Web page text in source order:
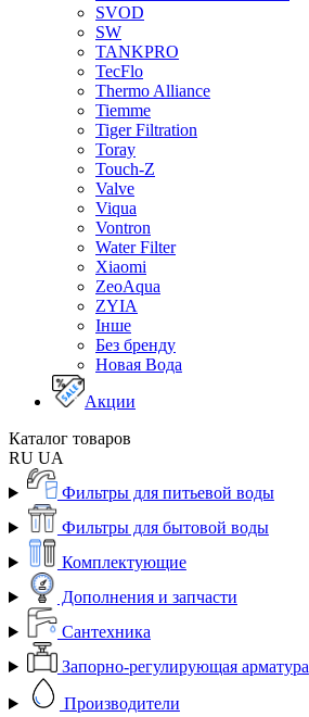
SVOD
SW
TANKPRO
TecFlo
Thermo Alliance
Tiemme
Tiger Filtration
Toray
Touch-Z
Valve
Viqua
Vontron
Water Filter
Xiaomi
ZeoAqua
ZYIA
Інше
Без бренду
Новая Вода
Акции
Каталог товаров
RU UA
Фильтры для питьевой воды
Фильтры для бытовой воды
Комплектующие
Дополнения и запчасти
Сантехника
Запорно-регулирующая арматура
Производители